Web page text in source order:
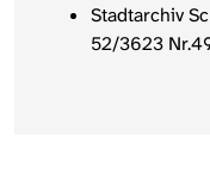
Stadtarchiv
52/3623